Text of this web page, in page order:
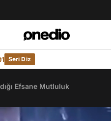
Seri Diz
Efsane Mutluluk